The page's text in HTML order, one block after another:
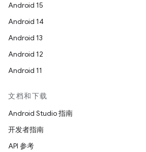
Android 15
Android 14
Android 13
Android 12
Android 11
文档和下载
Android Studio 指南
开发者指南
API 参考